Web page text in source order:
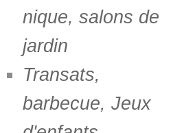
nique, salons de
jardin
Transats,
barbecue, Jeux